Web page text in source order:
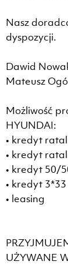
Nasz
dyspozycji.
Dawid
Mateusz
Możliwość
HYUNDAI:
• kredyt
• kredyt
• kredyt 50/
• kredyt 3*33
• leasing
UŻYWANE